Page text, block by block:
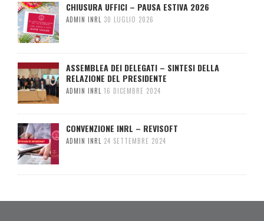
CHIUSURA UFFICI – PAUSA ESTIVA 2026
ADMIN INRL 30 LUGLIO 2026
ASSEMBLEA DEI DELEGATI – SINTESI DELLA
RELAZIONE DEL PRESIDENTE
ADMIN INRL 16 DICEMBRE 2024
CONVENZIONE INRL – REVISOFT
ADMIN INRL 24 SETTEMBRE 2024